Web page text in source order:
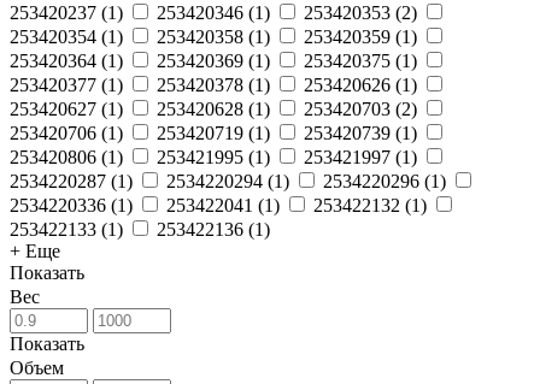
253420237 (1) 253420346 (1) 253420353 (2)
253420354 (1) 253420358 (1) 253420359 (1)
253420364 (1) 253420369 (1) 253420375 (1)
253420377 (1) 253420378 (1) 253420626 (1)
253420627 (1) 253420628 (1) 253420703 (2)
253420706 (1) 253420719 (1) 253420739 (1)
253420806 (1) 253421995 (1) 253421997 (1)
2534220287 (1) 2534220294 (1) 2534220296 (1)
2534220336 (1) 253422041 (1) 253422132 (1)
253422133 (1) 253422136 (1)
+ Еще
Показать
Вес
Показать
Объем